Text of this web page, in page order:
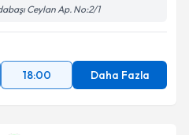
Ceylan Ap. No:2/1
18:00 Daha Fazla